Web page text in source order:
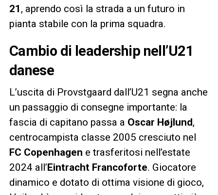
21 , aprendo così la strada a un futuro in
pianta stabile con la prima squadra.
Cambio di leadership nell’U21
danese
L’uscita di Provstgaard dall’U21 segna anche
un passaggio di consegne importante: la
fascia di capitano passa a Oscar Højlund,
centrocampista classe 2005 cresciuto nel
FC Copenhagen e trasferitosi nell’estate
2024 all’Eintracht Francoforte. Giocatore
dinamico e dotato di ottima visione di gioco,